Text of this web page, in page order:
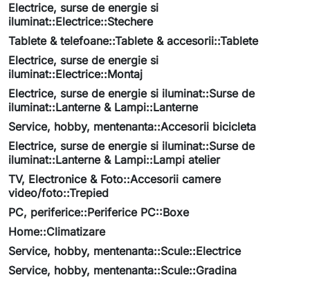
Electrice, surse de energie si
iluminat::Electrice::Stechere
Tablete & telefoane::Tablete & accesorii::Tablete
Electrice, surse de energie si
iluminat::Electrice::Montaj
Electrice, surse de energie si iluminat::Surse de
iluminat::Lanterne & Lampi::Lanterne
Service, hobby, mentenanta::Accesorii bicicleta
Electrice, surse de energie si iluminat::Surse de
iluminat::Lanterne & Lampi::Lampi atelier
TV, Electronice & Foto::Accesorii camere
video/foto::Trepied
PC, periferice::Periferice PC::Boxe
Home::Climatizare
Service, hobby, mentenanta::Scule::Electrice
Service, hobby, mentenanta::Scule::Gradina